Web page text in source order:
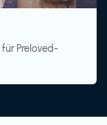
für Preloved-